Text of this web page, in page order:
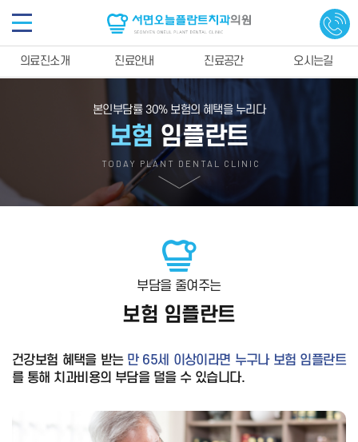
의료진소개 진료안내 진료공간 오시는길
본인부담률 30% 보험의 혜택을 누리다
보험 임플란트
TODAY PLANT DENTAL CLINIC
부담을 줄여주는
보험 임플란트
건강보험 혜택을 받는 만 65세 이상이라면 누구나 보험 임플란트
를 통해 치과비용의 부담을 덜을 수 있습니다.